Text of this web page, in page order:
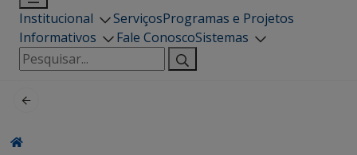
Institucional ServiçosProgramas e Projetos
Informativos
Fale ConoscoSistemas
Pesquisar
por: